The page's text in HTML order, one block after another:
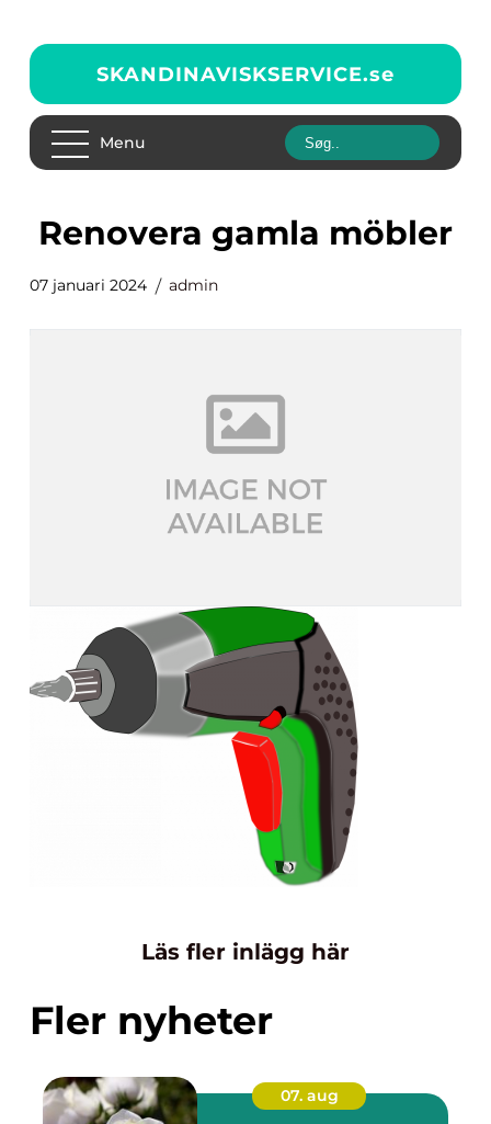
SKANDINAVISKSERVICE.se
Menu
renovera gamla möbler
07 januari 2024 admin
Läs fler inlägg här
Fler nyheter
07. aug